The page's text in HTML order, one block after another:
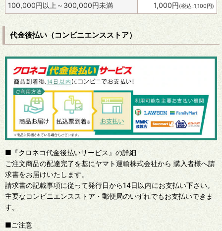
100,000円以上～300,000円未満 1,000円(税込 :1,100円)
代金後払い（コンビニエンスストア）
■『クロネコ代金後払いサービス』の詳細
ご注文商品の配達完了を基にヤマト運輸株式会社から 購入者様へ請
求書をお届けいたします。
請求書の記載事項に従って発行日から14日以内にお支払い下さい。
主要なコンビニエンスストア・郵便局のいずれでもお支払いできま
す。
■ご注意